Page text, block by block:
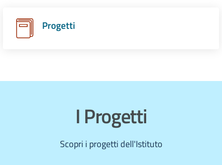
Progetti
I Progetti
Scopri i progetti dell'Istituto